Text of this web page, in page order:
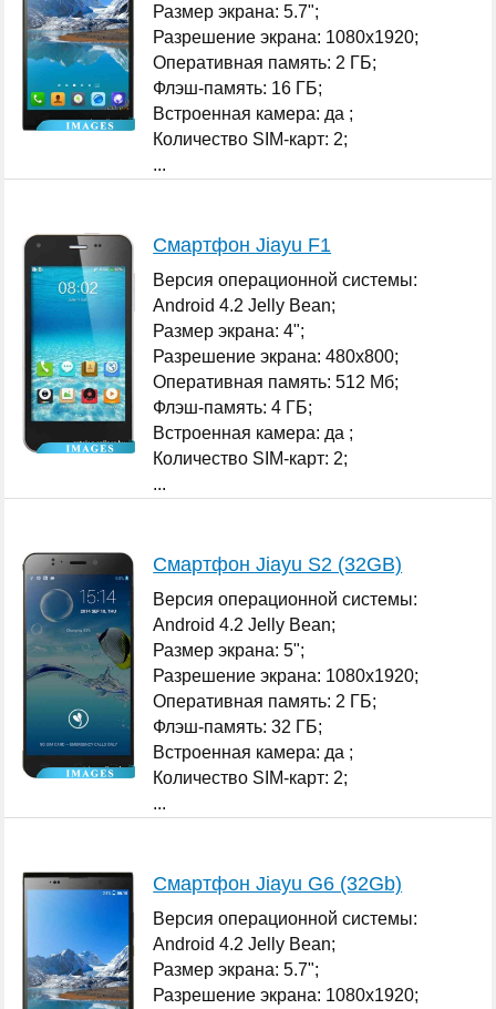
Размер экрана: 5.7";
Разрешение экрана: 1080x1920;
Оперативная память: 2 ГБ;
Флэш-память: 16 ГБ;
Встроенная камера: да ;
Количество SIM-карт: 2;
...
Смартфон Jiayu F1
Версия операционной системы:
Android 4.2 Jelly Bean;
Размер экрана: 4";
Разрешение экрана: 480x800;
Оперативная память: 512 Мб;
Флэш-память: 4 ГБ;
Встроенная камера: да ;
Количество SIM-карт: 2;
...
Смартфон Jiayu S2 (32GB)
Версия операционной системы:
Android 4.2 Jelly Bean;
Размер экрана: 5";
Разрешение экрана: 1080x1920;
Оперативная память: 2 ГБ;
Флэш-память: 32 ГБ;
Встроенная камера: да ;
Количество SIM-карт: 2;
...
Смартфон Jiayu G6 (32Gb)
Версия операционной системы:
Android 4.2 Jelly Bean;
Размер экрана: 5.7";
Разрешение экрана: 1080x1920;